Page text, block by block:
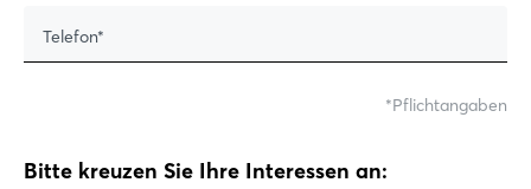
Telefon
Pflichtangaben
Bitte kreuzen Sie Ihre Interessen an: